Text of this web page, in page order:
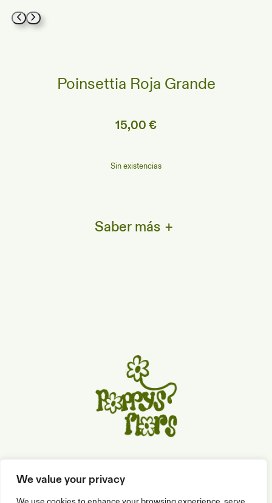
We value your privacy
Poinsettia Roja Grande
15,00€
Sin existencias
Saber más +